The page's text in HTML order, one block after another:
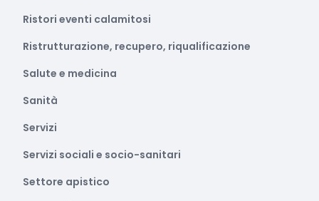
Ristori eventi calamitosi
Ristrutturazione, recupero, riqualificazione
Salute e medicina
Sanità
Servizi
Servizi sociali e socio-sanitari
Settore apistico